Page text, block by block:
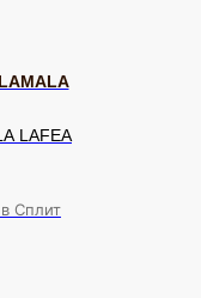
LAFEA
Сплит